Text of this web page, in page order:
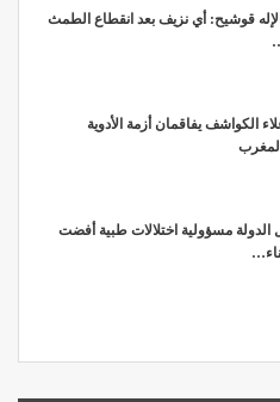
قوشيح: أي نزيف بعد انقطاع الطمث
الكواشف يفاقمان أزمة الأدوية
الدولة مسؤولية اختلالات طبية أفضت